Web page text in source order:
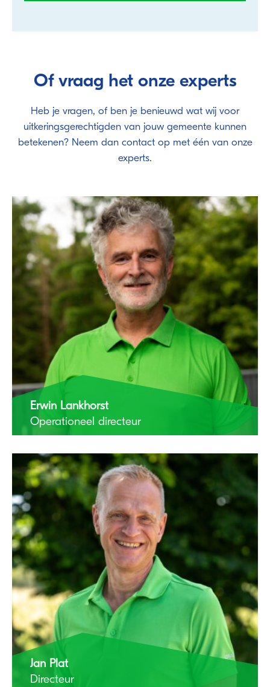
Of vraag het onze experts
Heb je vragen, of ben je benieuwd wat wij voor
uitkeringsgerechtigden van jouw gemeente kunnen
betekenen? Neem dan contact op met één van onze
experts.
Erwin Lankhorst
Operationeel directeur
Jan Plat
Directeur